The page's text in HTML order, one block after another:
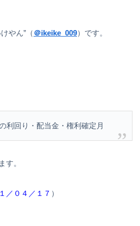
やん”（ ＠ikeike_009）です。
利回り・配当金・権利確定月
す。
／０４／１７ ）